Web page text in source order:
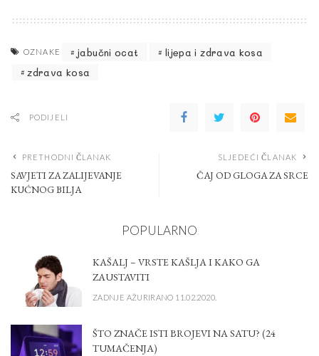
OZNAKE jabučni ocat
lijepa i zdrava kosa
zdrava kosa
PODIJELI
PRETHODNI ČLANAK
SAVJETI ZA ZALIJEVANJE
KUĆNOG BILJA
SLJEDEĆI ČLANAK
ČAJ OD GLOGA ZA SRCE
POPULARNO
KAŠALJ – VRSTE KAŠLJA I KAKO GA
ZAUSTAVITI
ZADNJE AŽURIRANO 11.02.2020.
ŠTO ZNAČE ISTI BROJEVI NA SATU? (24
TUMAČENJA)